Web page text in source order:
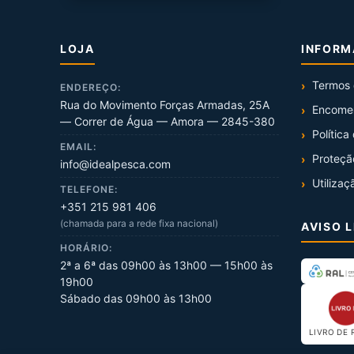
LOJA
ENDEREÇO:
Rua do Movimento Forças Armadas, 25A
— Correr de Água — Amora — 2845-380
EMAIL:
info@idealpesca.com
TELEFONE:
+351 215 981 406
(chamada para a rede fixa nacional)
HORÁRIO:
2ª a 6ª das 09h00 às 13h00 — 15h00 às
19h00
Sábado das 09h00 às 13h00
Termos
Política
AVISO
LIVRO DE